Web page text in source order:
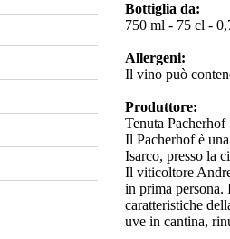
Bottiglia da:
750 ml - 75 cl -
Allergeni:
Il vino può
Produttore:
Tenuta Pacherhof
Il Pacherhof è
Isarco, presso la
Il viticoltore
in prima persona.
caratteristiche
uve in cantina,